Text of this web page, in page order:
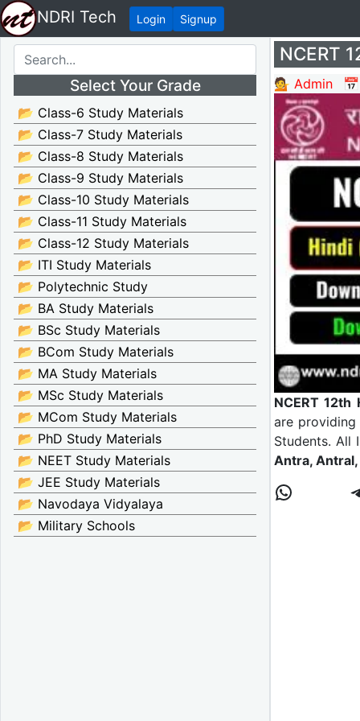
NDRI Tech Login Signup
Select Your Grade
📂 Class-6 Study Materials
📂 Class-7 Study Materials
📂 Class-8 Study Materials
📂 Class-9 Study Materials
📂 Class-10 Study Materials
📂 Class-11 Study Materials
📂 Class-12 Study Materials
📂 ITI Study Materials
📂 Polytechnic Study
📂 BA Study Materials
📂 BSc Study Materials
📂 BCom Study Materials
📂 MA Study Materials
📂 MSc Study Materials
📂 MCom Study Materials
📂 PhD Study Materials
📂 NEET Study Materials
📂 JEE Study Materials
📂 Navodaya Vidyalaya
📂 Military Schools
NCERT
💁 Admin
NCERT
are providing
Students. All
Antra,